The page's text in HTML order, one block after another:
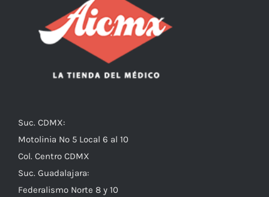
Suc. CDMX:
Motolinia No 5 Local 6 al 10
Col. Centro CDMX
Suc. Guadalajara:
Federalismo Norte 8 y 10